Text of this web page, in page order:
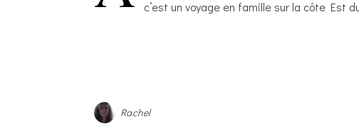
c’est un voyage en famille sur la côte Est
Rachel